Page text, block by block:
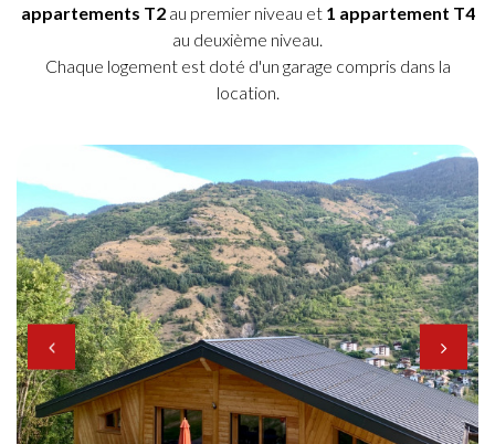
vue de Brides-les-Bains ©Pascal Lebeau
appartements T2au premier niveau et 1 appartement T4
au deuxième niveau.
Chaque logement est doté d'un garage compris dans la
location.